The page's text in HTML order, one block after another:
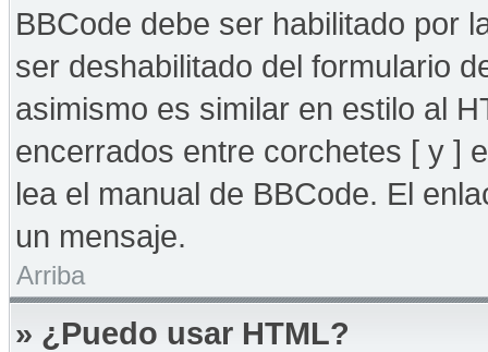
BBCode debe ser habilitado por
ser deshabilitado del formulario
asimismo es similar en estilo al
encerrados entre corchetes [ y ]
lea el manual de BBCode. El
un mensaje.
Arriba
» ¿Puedo usar HTML?